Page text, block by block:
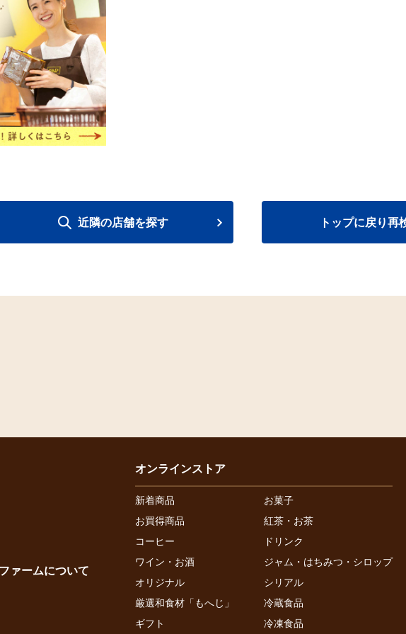
トップに戻り再
近隣の店舗を探す
ァームについて
オンラインストア
新着商品
お菓子
お買得商品
紅茶・お茶
コーヒー
ドリンク
ワイン・お酒
ジャム・はちみつ・シロップ
オリジナル
シリアル
厳選和食材「もへじ」
冷蔵食品
ギフト
冷凍食品